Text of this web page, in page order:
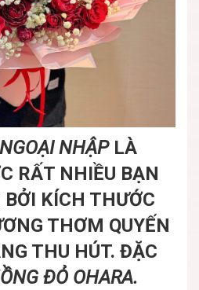
NHẬPLÀ
RẤT NHIỀU BẠN
KÍCH THƯỚC
THƠM QUYẾN
THU HÚT. ĐẶC
ĐỎ OHARA.